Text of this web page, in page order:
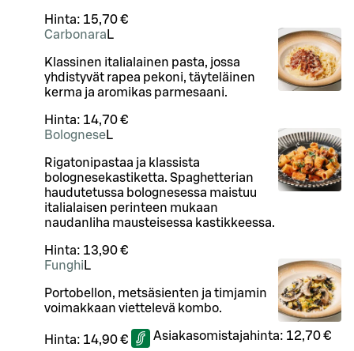
Hinta: 15,70 €
Carbonara L
Klassinen italialainen pasta, jossa
yhdistyvät rapea pekoni, täyteläinen
kerma ja aromikas parmesaani.
Hinta: 14,70 €
BologneseL
Rigatonipastaa ja klassista
bolognesekastiketta. Spaghetterian
haudutetussa bolognesessa maistuu
italialaisen perinteen mukaan
naudanliha mausteisessa kastikkeessa.
Hinta: 13,90 €
Funghi L
Portobellon, metsäsienten ja timjamin
voimakkaan viettelevä kombo.
Hinta: 14,90 € Asiakasomistajahinta: 12,70 €